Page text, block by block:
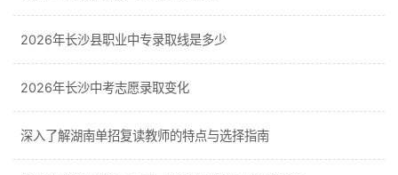
2026年长沙县职业中专录取线是多少
2026年长沙中考志愿录取变化
深入了解湖南单招复读教师的特点与选择指南